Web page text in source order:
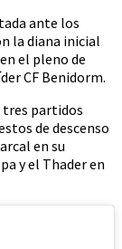
ante los
la diana inicial
el pleno de
CF Benidorm.
tres partidos
de descenso
en su
y el Thader en